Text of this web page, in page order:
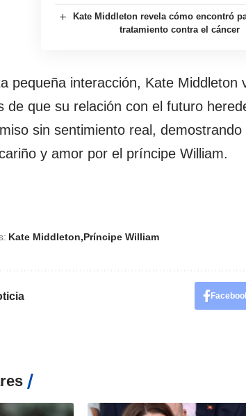
Kate Middleton revela cómo encontró
tratamiento contra el cáncer
pequeña interacción, Kate Middleton
de que su relación con el futuro
sin sentimiento real,
y amor por el príncipe William.
Kate Middleton Príncipe William